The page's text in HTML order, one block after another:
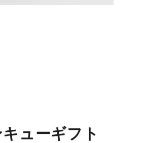
ューギフト